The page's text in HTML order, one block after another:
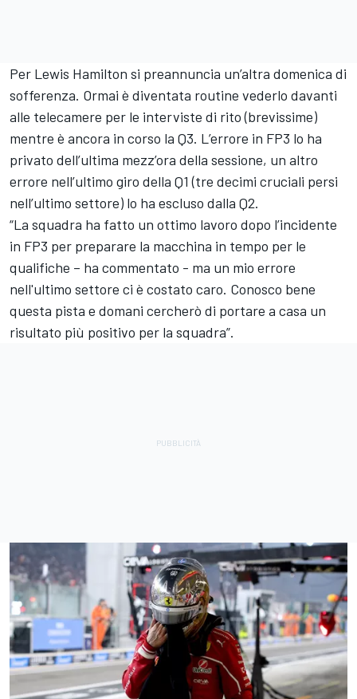
Per Lewis Hamilton si preannuncia un’altra domenica di
sofferenza. Ormai è diventata routine vederlo davanti
alle telecamere per le interviste di rito (brevissime)
mentre è ancora in corso la Q3. L’errore in FP3 lo ha
privato dell’ultima mezz’ora della sessione, un altro
errore nell’ultimo giro della Q1 (tre decimi cruciali persi
nell’ultimo settore) lo ha escluso dalla Q2.
“La squadra ha fatto un ottimo lavoro dopo l’incidente
in FP3 per preparare la macchina in tempo per le
qualifiche – ha commentato - ma un mio errore
nell'ultimo settore ci è costato caro. Conosco bene
questa pista e domani cercherò di portare a casa un
risultato più positivo per la squadra”.